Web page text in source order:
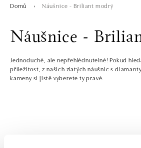
Domů Náušnice - Briliant modrý
Náušnice -
Jednoduché, ale nepřehlédnutelné! Pokud
příležitost, z našich zlatých náušnic s
kameny si jistě vyberete ty pravé.